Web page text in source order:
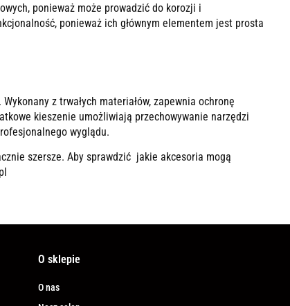
ponieważ może prowadzić do korozji i
ponieważ ich głównym elementem jest prosta
z trwałych materiałów, zapewnia ochronę
kieszenie umożliwiają przechowywanie narzędzi
wyglądu.
szersze. Aby sprawdzić jakie akcesoria mogą
O sklepie
O nas